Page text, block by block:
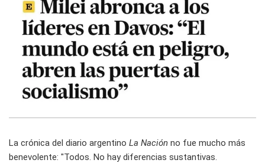
La crónica del diario argentino La Nación no fue mucho más
benevolente: "Todos. No hay diferencias sustantivas.